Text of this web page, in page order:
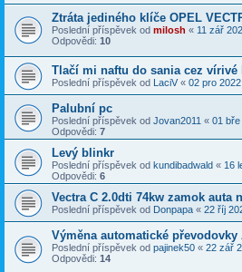
Ztráta jediného klíče OPEL
Poslední příspěvek od milosh « 11 zář
Odpovědi: 10
Tlačí mi naftu do sania cez vírivé
Poslední příspěvek od LaciV « 02 pro
Palubní pc
Poslední příspěvek od Jovan2011 « 01 bře
Odpovědi: 7
Levý blinkr
Poslední příspěvek od kundibadwald « 16
Odpovědi: 6
Vectra C 2.0dti 74kw zamok auta
Poslední příspěvek od Donpapa « 22 říj
Výměna automatické
Poslední příspěvek od pajinek50 « 22 zář
Odpovědi: 14